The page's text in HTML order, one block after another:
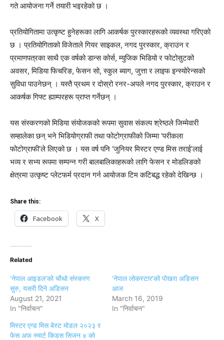
गते आयोजना गर्ने तयारी भइरहेको छ ।
प्रतियोगितामा उत्कृष्ट हुनेहरूका लागि आकर्षक पुरस्कारहरूको व्यवस्था गरिएको
छ । प्रतियोगिताको विजेताले गियर साइकल, नगद पुरस्कार, क्राउन र
प्रमाणपत्रका साथै एक वर्षको डान्स कोर्स, म्युजिक भिडियो र फोटोसुटको
अवसर, मिडिया फिचरिङ, फेसन सो, स्कुल ब्याग, जुत्ता र लाइफ इन्स्योरेन्सको
सुविधा पाउनेछन् । यस्तै प्रथम र दोस्रो रनर-अपले नगद पुरस्कार, क्राउन र
आकर्षक गिफ्ट ह्याम्परहरू प्राप्त गर्नेछन् ।
यस संस्करणको मिडिया संयोजकको रूपमा सुवास संकल्प श्रेष्ठले जिम्मेवारी
सम्हालेका छन् भने भिडियोग्राफी तथा फोटोग्राफीको जिम्मा ‘परीकला
फोटोग्राफी’ले लिएको छ । यस वर्ष पनि ‘जुनियर मिस्टर एण्ड मिस तराई’लाई
भव्य र सभ्य रूपमा सम्पन्न गरी बालबालिकाहरूको लागि फेसन र मोडलिङको
क्षेत्रमा उत्कृष्ट प्लेटफर्म प्रदान गर्न आयोजक टिम कटिबद्ध रहेको देखिन्छ ।
Share this:
Facebook X
Related
‘नेपाल आइडल’को चौथो संस्करण
सुरु, यसरी दिने अडिसन
August 21, 2021
In "निर्वाचन"
‘नेपाल लोकस्टार’को पोखरा अडिसन
आज
March 16, 2019
In "निर्वाचन"
मिस्टर एन्ड मिस बेस्ट मोडल २०२३ र
फेस अफ स्मार्ट किडस सिजन ४ को